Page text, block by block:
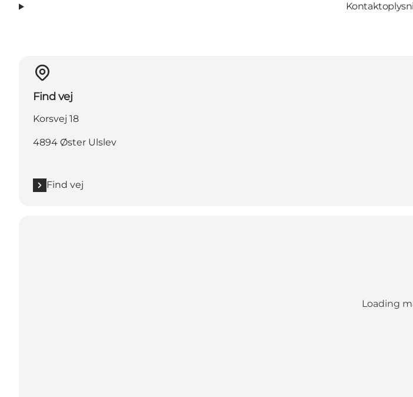
Find vej
Korsvej 18
4894 Øster Ulslev
Find vej
Loading